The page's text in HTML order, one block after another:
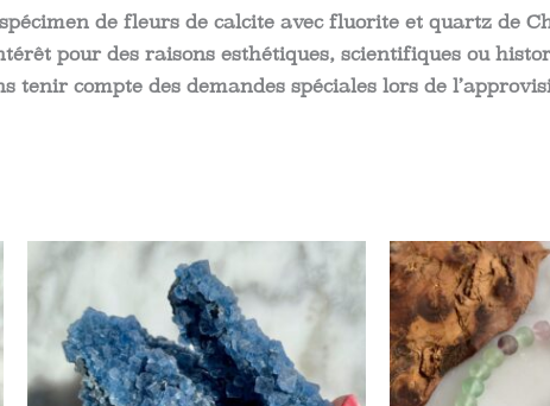
de fleurs de calcite avec fluorite et quartz de
pour des raisons esthétiques, scientifiques ou
tenir compte des demandes spéciales lors de